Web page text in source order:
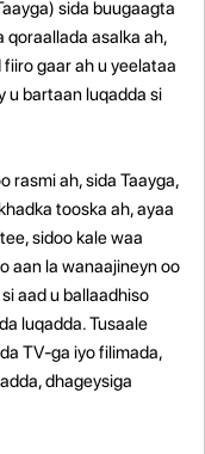
sida buugaagta
qoraallada asalka ah,
gaar ah u yeelataa
u bartaan luqadda si
rasmi ah, sida Taayga,
tooska ah, ayaa
sidoo kale waa
aan la wanaajineyn oo
aad u ballaadhiso
luqadda. Tusaale
TV-ga iyo filimada,
dhageysiga